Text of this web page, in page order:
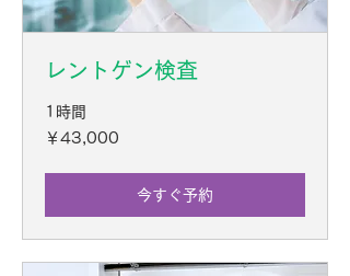
レントゲン検査
1時間
43,000
円
￥43,000
今すぐ予約